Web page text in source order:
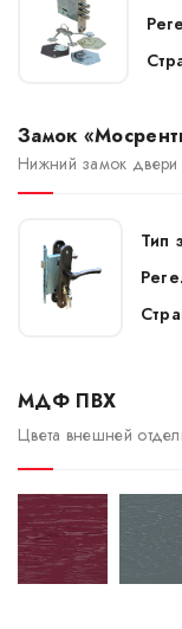
Замок
Нижний замок двери
Тип
МДФ ПВХ
Цвета внешней